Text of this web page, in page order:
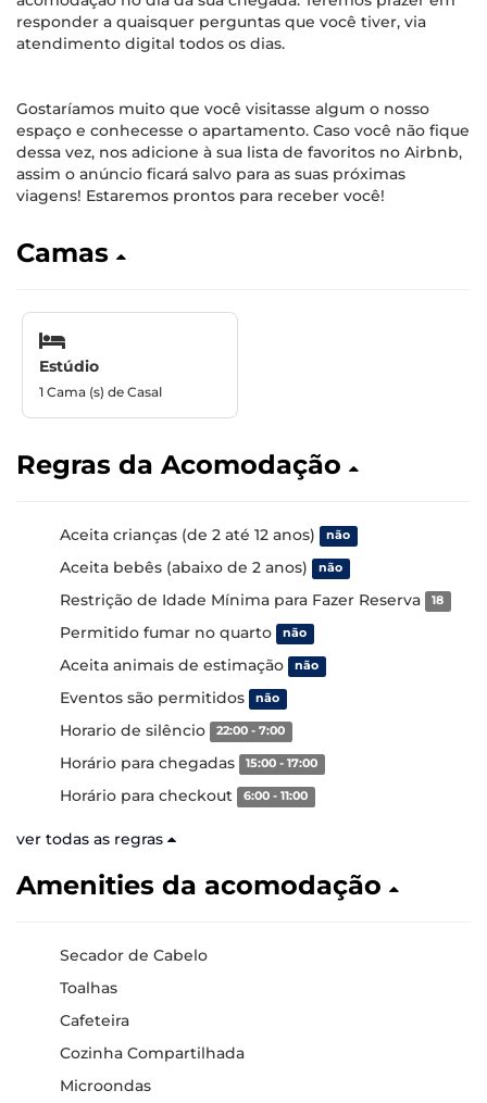
responder a quaisquer perguntas que você tiver, via
atendimento digital todos os dias.
Gostaríamos muito que você visitasse algum o nosso
espaço e conhecesse o apartamento. Caso você não fique
dessa vez, nos adicione à sua lista de favoritos no Airbnb,
assim o anúncio ficará salvo para as suas próximas
viagens! Estaremos prontos para receber você!
Camas
Estúdio
1 Cama (s) de Casal
Regras da Acomodação
Aceita crianças (de 2 até 12 anos) não
Aceita bebês (abaixo de 2 anos) não
Restrição de Idade Mínima para Fazer Reserva 18
Permitido fumar no quarto não
Aceita animais de estimação não
Eventos são permitidos não
Horario de silêncio 22:00 - 7:00
Horário para chegadas 15:00 - 17:00
Horário para checkout 6:00 - 11:00
ver todas as regras
Amenities da acomodação
Secador de Cabelo
Toalhas
Cafeteira
Cozinha Compartilhada
Microondas